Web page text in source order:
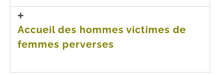
Accueil des hommes victimes de
femmes perverses